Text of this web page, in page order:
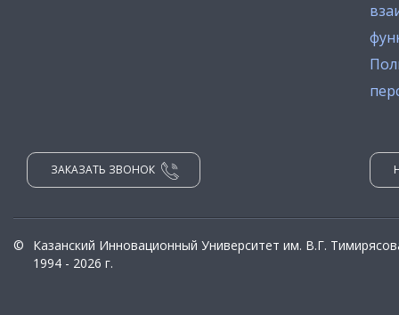
ЗАКАЗАТЬ ЗВОНОК
©
Казанский Инновационный Университет им. В.Г.
1994 - 2026 г.